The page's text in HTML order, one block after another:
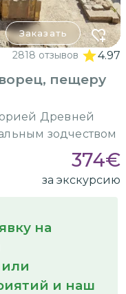
Заказать
2818 отзывов 4.97
пещеру
Древней
зодчеством
374€
за экскурсию
на
и наш